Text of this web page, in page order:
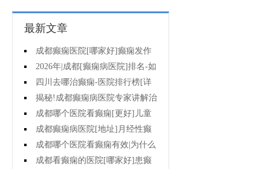
最新文章
成都癫痫医院[哪家好]癫痫发作
怎么急救?
2026年|成都[癫痫病医院]排名-如
何防止癫痫反复发作?
四川去哪治癫痫-医院排行榜[详
细排名]癫痫病人如何正确护理?
揭秘!成都癫痫病医院专家讲解治
疗癫痫效果好的方法?
成都哪个医院看癫痫[更好]儿童
癫痫病的病因?
成都癫痫病医院[地址]月经性癫
痫怎么治?
成都哪个医院看癫痫有效|为什么
会导致癫痫病出现?
成都看癫痫的医院[哪家好]患癫